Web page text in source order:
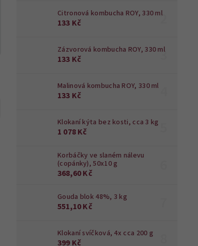
Citronová kombucha ROY, 330 ml
133 Kč
Zázvorová kombucha ROY, 330 ml
133 Kč
Malinová kombucha ROY, 330 ml
133 Kč
Klokaní kýta bez kosti, cca 3 kg
1 078 Kč
Korbáčky ve slaném nálevu
(copánky), 50x10 g
368,60 Kč
Gouda blok 48%, 3 kg
551,10 Kč
Klokaní svíčková, 4x cca 200 g
399 Kč